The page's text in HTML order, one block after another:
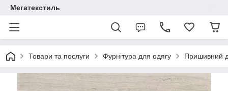
Мегатекстиль
Товари та послуги Фурнітура для одягу Пришивний